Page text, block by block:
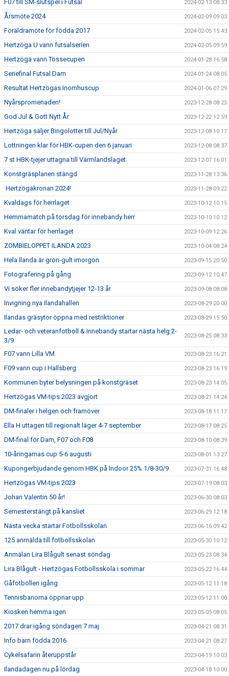
F07 till SM-slutspel i Futsal 2024-02-13 08:33
Årsmöte 2024 2024-02-09 09:03
Föräldramöte för födda 2017 2024-02-05 15:43
Hertzöga U vann futsalserien 2024-02-05 09:59
Hertzöga vann Tössecupen 2024-01-28 16:58
Seriefinal Futsal Dam 2024-01-24 08:05
Resultat Hertzögas Inomhuscup 2024-01-06 07:29
Nyårspromenaden! 2023-12-28 08:25
God Jul & Gott Nytt År 2023-12-22 12:59
Hertzöga säljer Bingolotter till Jul/Nyår 2023-12-08 10:17
Lottningen klar för HBK-cupen den 6 januari 2023-12-08 08:37
7 st HBK-tjejer uttagna till Värmlandslaget 2023-12-07 16:01
Konstgräsplanen stängd 2023-11-28 13:36
Hertzögakronan 2024! 2023-11-28 09:22
Kvaldags för herrlaget 2023-10-12 10:15
Hemmamatch på torsdag för innebandy herr 2023-10-10 10:12
Kval väntar för herrlaget 2023-10-09 12:26
ZOMBIELOPPET ILANDA 2023 2023-10-04 08:24
Hela Ilanda är grön-gult imorgon 2023-09-15 20:50
Fotografering på gång 2023-09-12 10:47
Vi söker fler innebandytjejer 12-13 år 2023-09-08 08:08
Invigning nya Ilandahallen 2023-08-29 20:00
Ilandas gräsytor öppna med restriktioner 2023-08-29 15:50
Ledar- och veteranfotboll & Innebandy startar nästa helg 2-
3/9
2023-08-25 08:33
F07 vann Lilla VM 2023-08-23 16:21
F09 vann cup i Hallsberg 2023-08-23 16:19
Kommunen byter belysningen på konstgräset 2023-08-23 14:05
Hertzögas VM-tips 2023 avgjort 2023-08-21 14:24
DM-finaler i helgen och framöver 2023-08-18 11:17
Ella H uttagen till regionalt läger 4-7 september 2023-08-17 08:25
DM-final för Dam, F07 och F08 2023-08-10 08:39
10-åringarnas cup 5-6 augusti 2023-08-01 13:27
Kupongerbjudande genom HBK på Indoor 25% 1/8-30/9 2023-07-31 16:48
Hertzögas VM-tips 2023 2023-07-19 08:03
Johan Valentin 50 år! 2023-06-30 08:03
Semesterstängt på kansliet 2023-06-29 12:18
Nästa vecka startar Fotbollsskolan 2023-06-16 09:42
125 anmälda till fotbollsskolan 2023-05-30 10:12
Anmälan Lira Blågult senast söndag 2023-05-23 08:34
Lira Blågult - Hertzögas Fotbollsskola i sommar 2023-05-22 16:44
Gåfotbollen igång 2023-05-12 11:18
Tennisbanorna öppnar upp 2023-05-12 11:00
Kiosken hemma igen 2023-05-05 08:05
2017 drar igång söndagen 7 maj 2023-04-21 08:31
Info barn födda 2016 2023-04-21 08:27
Cykelsafarin återuppstår 2023-04-19 10:03
Ilandadagen nu på lördag 2023-04-18 10:00